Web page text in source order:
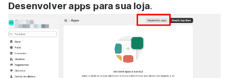
Desenvolver apps para sua loja.